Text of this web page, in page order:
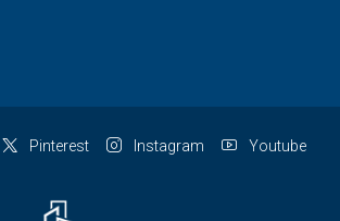
Pinterest Instagram Youtube